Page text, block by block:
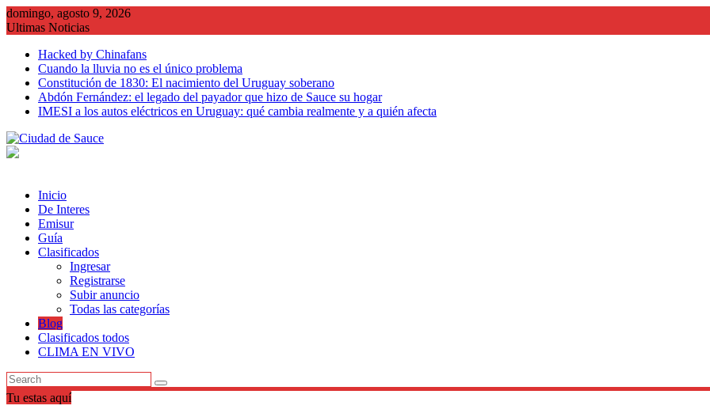
Saltar
al
domingo, agosto 9, 2026
Ultimas Noticias
Hacked by Chinafans
Cuando la lluvia no es el único problema
Constitución de 1830: El nacimiento del Uruguay soberano
Abdón Fernández: el legado del payador que hizo de Sauce su hogar
IMESI a los autos eléctricos en Uruguay: qué cambia realmente y a quién afecta
Inicio
De Interes
Emisur
Guía
Clasificados
Ingresar
Registrarse
Subir anuncio
Todas las categorías
Blog
Clasificados todos
CLIMA EN VIVO
Tu estas aquí